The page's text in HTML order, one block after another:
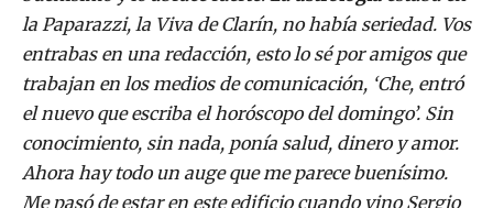
la Paparazzi, la Viva de Clarín, no había seriedad. Vos
entrabas en una redacción, esto lo sé por amigos que
trabajan en los medios de comunicación, ‘Che, entró
el nuevo que escriba el horóscopo del domingo’. Sin
conocimiento, sin nada, ponía salud, dinero y amor.
Ahora hay todo un auge que me parece buenísimo.
Me pasó de estar en este edificio cuando vino Sergio